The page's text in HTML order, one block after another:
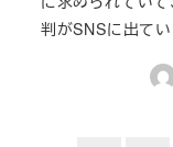
判がSNSに出てい